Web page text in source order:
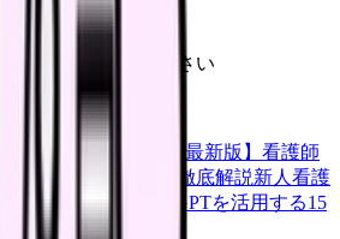
報を確認してください
ングTOP5【2026年最新版】 看護師
年度の最新情報を徹底解説新人看護
至】
看護師がChatGPTを活用する15